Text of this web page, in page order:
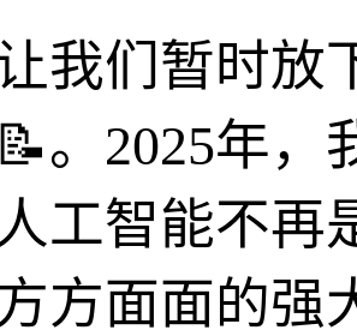
我们暂时放
。2025年
工智能不再
方面面的强